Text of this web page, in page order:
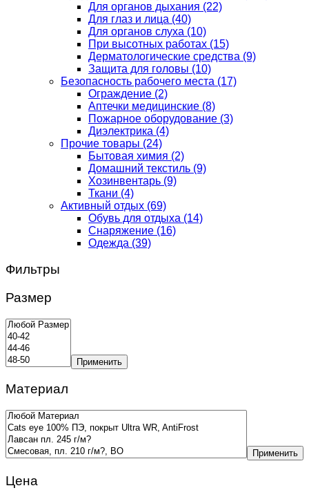
Для органов дыхания (22)
Для глаз и лица (40)
Для органов слуха (10)
При высотных работах (15)
Дерматологические средства (9)
Защита для головы (10)
Безопасность рабочего места (17)
Ограждение (2)
Аптечки медицинские (8)
Пожарное оборудование (3)
Диэлектрика (4)
Прочие товары (24)
Бытовая химия (2)
Домашний текстиль (9)
Хозинвентарь (9)
Ткани (4)
Активный отдых (69)
Обувь для отдыха (14)
Снаряжение (16)
Одежда (39)
Фильтры
Размер
Применить
Материал
Применить
Цена